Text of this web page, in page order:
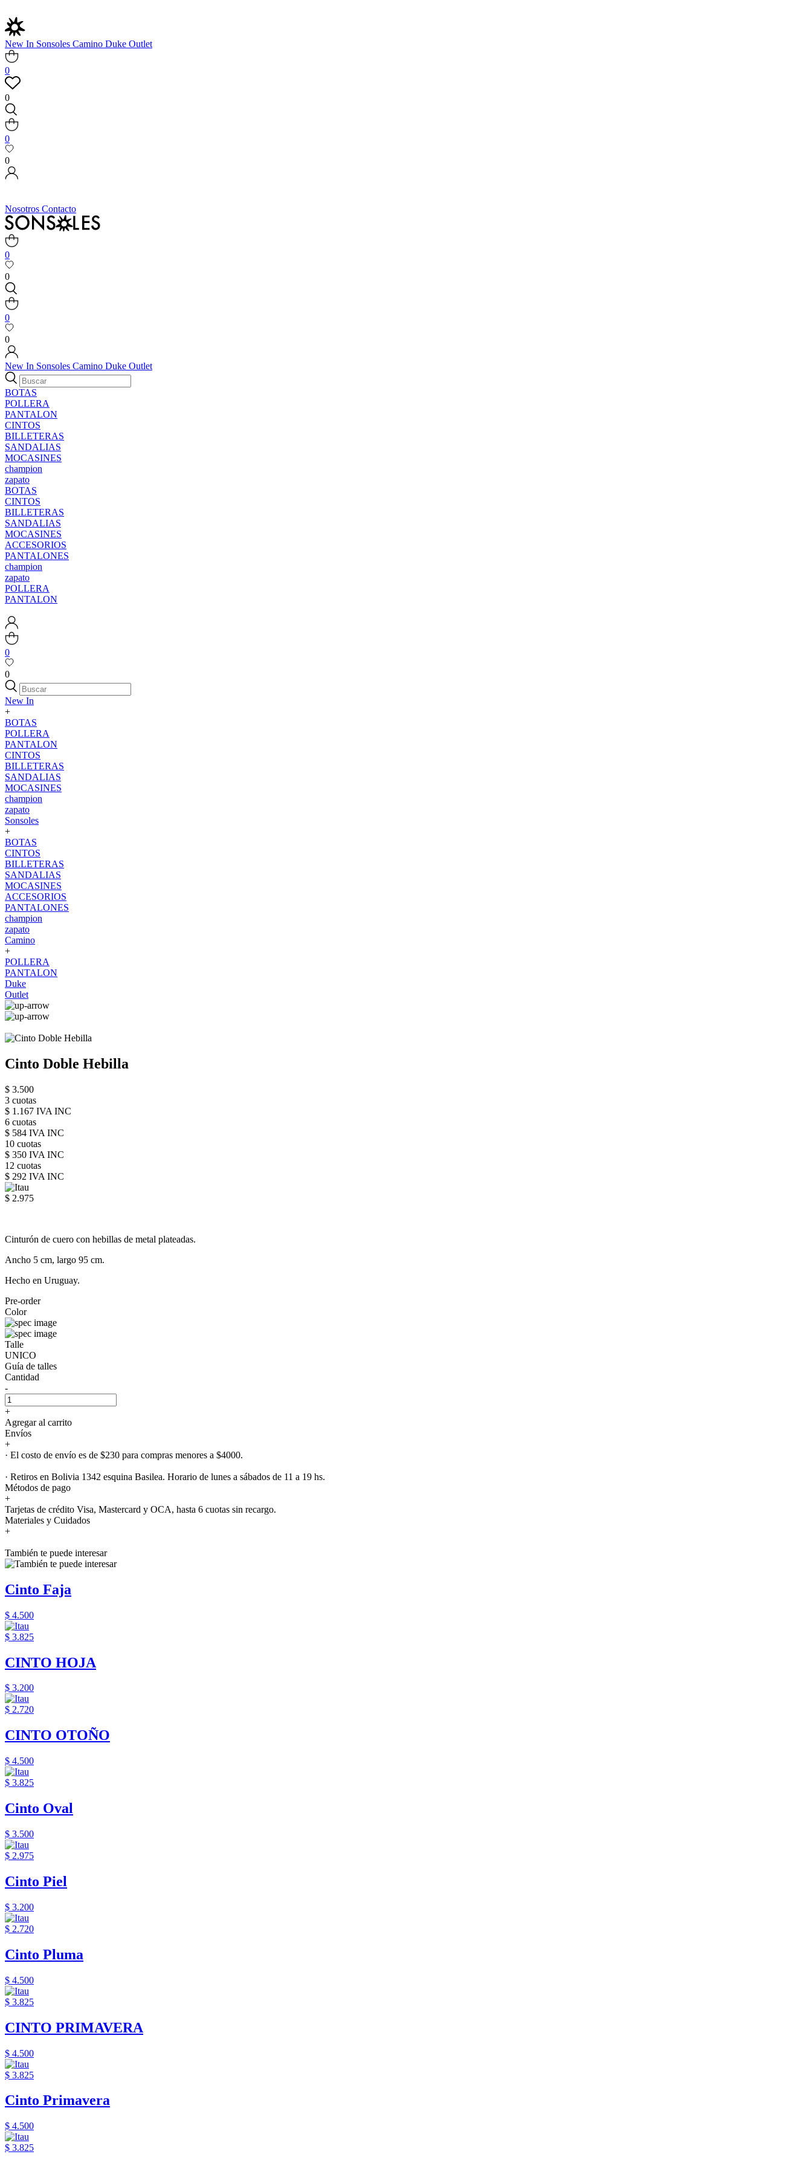
New In Sonsoles Camino Duke Outlet
0
0
0
0
Nosotros Contacto
0
0
0
0
New In Sonsoles Camino Duke Outlet
BOTAS
POLLERA
PANTALON
CINTOS
BILLETERAS
SANDALIAS
MOCASINES
champion
zapato
BOTAS
CINTOS
BILLETERAS
SANDALIAS
MOCASINES
ACCESORIOS
PANTALONES
champion
zapato
POLLERA
PANTALON
0
0
New In
+
BOTAS
POLLERA
PANTALON
CINTOS
BILLETERAS
SANDALIAS
MOCASINES
champion
zapato
Sonsoles
+
BOTAS
CINTOS
BILLETERAS
SANDALIAS
MOCASINES
ACCESORIOS
PANTALONES
champion
zapato
Camino
+
POLLERA
PANTALON
Duke
Outlet
Cinto Doble Hebilla
$ 3.500
3 cuotas
$ 1.167 IVA INC
6 cuotas
$ 584 IVA INC
10 cuotas
$ 350 IVA INC
12 cuotas
$ 292 IVA INC
$ 2.975
Cinturón de cuero con hebillas de metal plateadas.
Ancho 5 cm, largo 95 cm.
Hecho en Uruguay.
Pre-order
Color
Talle
UNICO
Guía de talles
Cantidad
-
+
Agregar al carrito
Envíos
+
· El costo de envío es de $230 para compras menores a $4000.
· Retiros en Bolivia 1342 esquina Basilea. Horario de lunes a sábados de 11 a 19 hs.
Métodos de pago
+
Tarjetas de crédito Visa, Mastercard y OCA, hasta 6 cuotas sin recargo.
Materiales y Cuidados
+
También te puede interesar
Cinto Faja
$ 4.500
$ 3.825
CINTO HOJA
$ 3.200
$ 2.720
CINTO OTOÑO
$ 4.500
$ 3.825
Cinto Oval
$ 3.500
$ 2.975
Cinto Piel
$ 3.200
$ 2.720
Cinto Pluma
$ 4.500
$ 3.825
CINTO PRIMAVERA
$ 4.500
$ 3.825
Cinto Primavera
$ 4.500
$ 3.825